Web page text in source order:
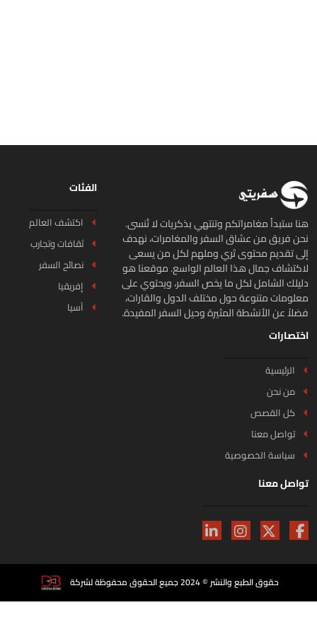
ستبدأ مغامراتكم وتنتهي بذكريات لا تُنسى.
فريق من عشاق السفر والمغامرات، نهدف
تقديم محتوى ثري وملهم لكل من يسعى
جمال هذا العالم الواسع. موقعنا هو
الشامل لكل ما يخص السفر، ويحتوي على
متنوعة حول مختلف الدول والقارات،
عن الأنشطة المثيرة وحيل السفر المفيدة.
الفئات
اكتشف العالم
ثقافات وتجارب
نصائح السفر
إفريقيا
آسيا
الرئيسية
من نحن
كل القصص
تواصل معنا
سياسة الخصوصية
معنا
حقوق الطبع والنشر © 2024 جميع الحقوق محفوظة لشركة